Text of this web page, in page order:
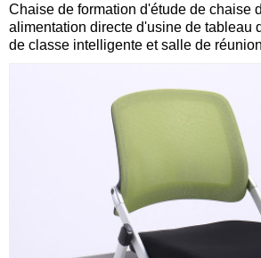
Chaise de formation d'étude de chaise
alimentation directe d'usine de tableau
de classe intelligente et salle de réunion